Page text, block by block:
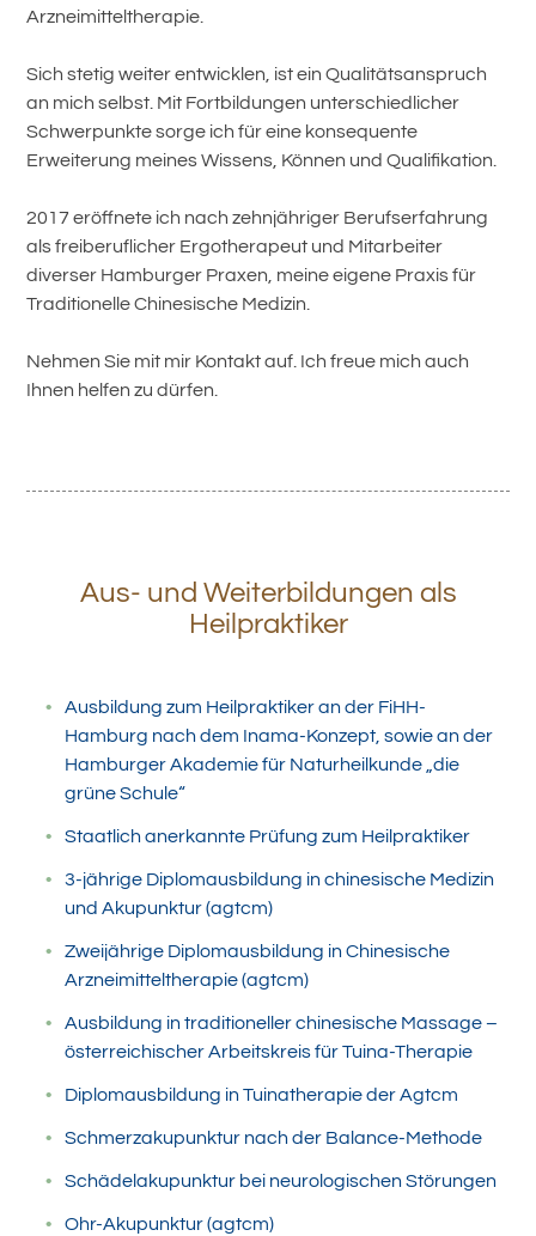
Arzneimitteltherapie.
Sich stetig weiter entwicklen, ist ein Qualitätsanspruch
an mich selbst. Mit Fortbildungen unterschiedlicher
Schwerpunkte sorge ich für eine konsequente
Erweiterung meines Wissens, Können und Qualifikation.
2017 eröffnete ich nach zehnjähriger Berufserfahrung
als freiberuflicher Ergotherapeut und Mitarbeiter
diverser Hamburger Praxen, meine eigene Praxis für
Traditionelle Chinesische Medizin.
Nehmen Sie mit mir Kontakt auf. Ich freue mich auch
Ihnen helfen zu dürfen.
Aus- und Weiterbildungen als
Heilpraktiker
Ausbildung zum Heilpraktiker an der FiHH-
Hamburg nach dem Inama-Konzept, sowie an der
Hamburger Akademie für Naturheilkunde „die
grüne Schule“
Staatlich anerkannte Prüfung zum Heilpraktiker
3-jährige Diplomausbildung in chinesische Medizin
und Akupunktur (agtcm)
Zweijährige Diplomausbildung in Chinesische
Arzneimitteltherapie (agtcm)
Ausbildung in traditioneller chinesische Massage –
österreichischer Arbeitskreis für Tuina-Therapie
Diplomausbildung in Tuinatherapie der Agtcm
Schmerzakupunktur nach der Balance-Methode
Schädelakupunktur bei neurologischen Störungen
Ohr-Akupunktur (agtcm)